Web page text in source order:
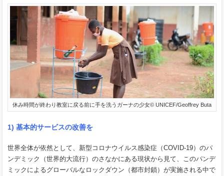
休み時間が終わり教室に戻る前に手を洗うガーナの少女© UNICEF/Geoffrey Buta
1) 基本的サービスの改善を
世界全体が依然として、新型コロナウイルス感染症（COVID-19）のパ
ンデミック（世界的大流行）のさなかにある現状から見て、このパンデ
ミックによるグローバルなロックダウン（都市封鎖）が実施される中で